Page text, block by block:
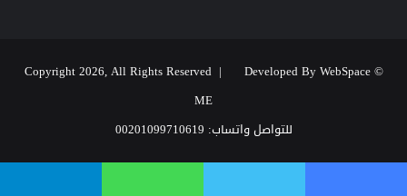
© Copyright 2026, All Rights Reserved |
Developed By WebSpace
ME
للتواصل واتساب: 00201099710619